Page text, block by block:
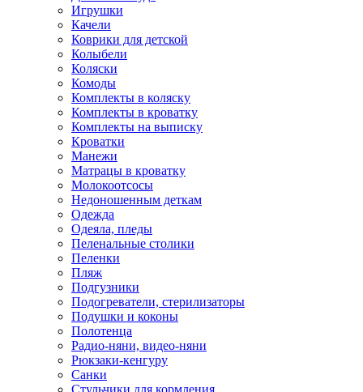
Игрушки
Качели
Коврики для детской
Колыбели
Коляски
Комоды
Комплекты в коляску
Комплекты в кроватку
Комплекты на выписку
Кроватки
Манежи
Матрацы в кроватку
Молокоотсосы
Недоношенным деткам
Одежда
Одеяла, пледы
Пеленальные столики
Пеленки
Пляж
Подгузники
Подогреватели, стерилизаторы
Подушки и коконы
Полотенца
Радио-няни, видео-няни
Рюкзаки-кенгуру
Санки